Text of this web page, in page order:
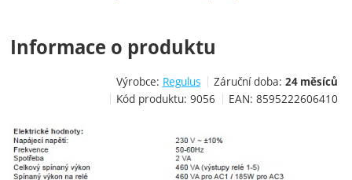
Informace o produktu
Výrobce: Regulus Záruční doba: 24 měsíců
Kód produktu: 9056 EAN: 8595222606410